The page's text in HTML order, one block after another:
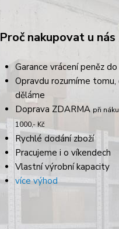
Proč nakupovat u nás
Garance vrácení peněz
Opravdu rozumíme tomu,
děláme
Doprava ZDARMA při
1000,- Kč
Rychlé dodání zboží
Pracujeme i o víkendech
Vlastní výrobní kapacity
více výhod